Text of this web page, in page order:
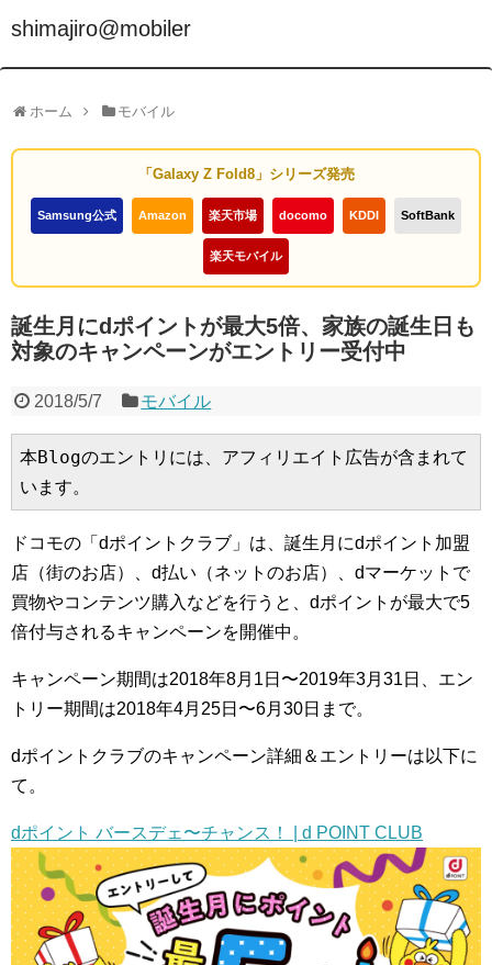
shimajiro@mobiler
ホーム モバイル
「Galaxy Z Fold8」シリーズ発売
Samsung公式 Amazon 楽天市場 docomo KDDI SoftBank
楽天モバイル
誕生月にdポイントが最大5倍、家族の誕生日も
対象のキャンペーンがエントリー受付中
2018/5/7 モバイル
本Blogのエントリには、アフィリエイト広告が含まれて
います。
ドコモの「dポイントクラブ」は、誕生月にdポイント加盟
店（街のお店）、d払い（ネットのお店）、dマーケットで
買物やコンテンツ購入などを行うと、dポイントが最大で5
倍付与されるキャンペーンを開催中。
キャンペーン期間は2018年8月1日〜2019年3月31日、エン
トリー期間は2018年4月25日〜6月30日まで。
dポイントクラブのキャンペーン詳細＆エントリーは以下に
て。
dポイント バースデェ〜チャンス！ | d POINT CLUB